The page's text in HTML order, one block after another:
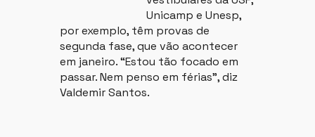
Unicamp e Unesp,
por exemplo, têm provas de
segunda fase, que vão acontecer
em janeiro. “Estou tão focado em
passar. Nem penso em férias”, diz
Valdemir Santos.